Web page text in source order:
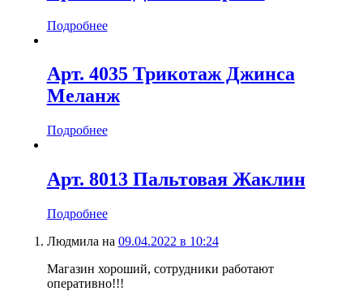
Подробнее
Арт. 4035 Трикотаж Джинса
Меланж
Подробнее
Арт. 8013 Пальтовая Жаклин
Подробнее
Людмила на 09.04.2022 в 10:24
Магазин хороший, сотрудники работают
оперативно!!!